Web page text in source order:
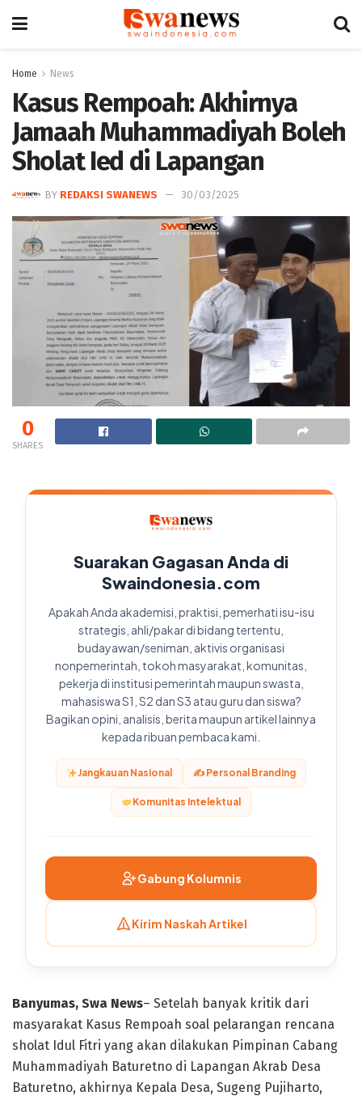
Home News
Kasus Rempoah: Akhirnya
Jamaah Muhammadiyah Boleh
Sholat Ied di Lapangan
BY REDAKSI SWANEWS 30/03/2025
0
SHARES
Suarakan Gagasan Anda di
Swaindonesia.com
Apakah Anda akademisi, praktisi, pemerhati isu-isu
strategis, ahli/pakar di bidang tertentu,
budayawan/seniman, aktivis organisasi
nonpemerintah, tokoh masyarakat, komunitas,
pekerja di institusi pemerintah maupun swasta,
mahasiswa S1, S2 dan S3 atau guru dan siswa?
Bagikan opini, analisis, berita maupun artikel lainnya
kepada ribuan pembaca kami.
Jangkauan Nasional ✍️ Personal Branding
Komunitas Intelektual
Gabung Kolumnis
Kirim Naskah Artikel
Banyumas, Swa News– Setelah banyak kritik dari
masyarakat Kasus Rempoah soal pelarangan rencana
sholat Idul Fitri yang akan dilakukan Pimpinan Cabang
Muhammadiyah Baturetno di Lapangan Akrab Desa
Baturetno, akhirnya Kepala Desa, Sugeng Pujiharto,